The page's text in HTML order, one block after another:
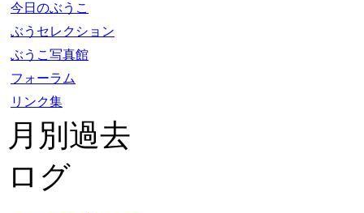
今日のぶうこ
ぶうセレクション
ぶうこ写真館
フォーラム
リンク集
月別過去
ログ